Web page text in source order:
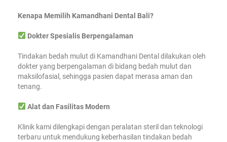
Kenapa Memilih Kamandhani Dental Bali?
Dokter Spesialis Berpengalaman
Tindakan bedah mulut di Kamandhani Dental dilakukan oleh
dokter yang berpengalaman di bidang bedah mulut dan
maksilofasial, sehingga pasien dapat merasa aman dan
tenang.
Alat dan Fasilitas Modern
Klinik kami dilengkapi dengan peralatan steril dan teknologi
terbaru untuk mendukung keberhasilan tindakan bedah